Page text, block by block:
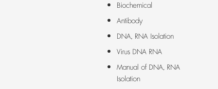
Biochemical
Antibody
DNA, RNA Isolation
Virus DNA RNA
Manual of DNA, RNA
Isolation